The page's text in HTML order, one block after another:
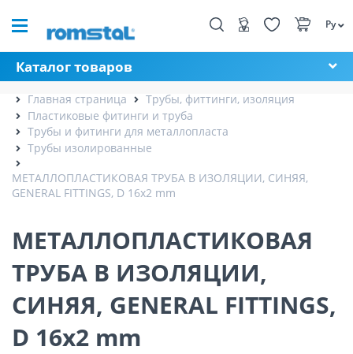
Ру
Каталог товаров
Главная страница
Трубы, фиттинги, изоляция
Пластиковые фитинги и труба
Трубы и фитинги для металлопласта
Трубы изолированные
МЕТАЛЛОПЛАСТИКОВАЯ ТРУБА В ИЗОЛЯЦИИ, СИНЯЯ,
GENERAL FITTINGS, D 16x2 mm
МЕТАЛЛОПЛАСТИКОВАЯ
ТРУБА В ИЗОЛЯЦИИ,
СИНЯЯ, GENERAL FITTINGS,
D 16x2 mm